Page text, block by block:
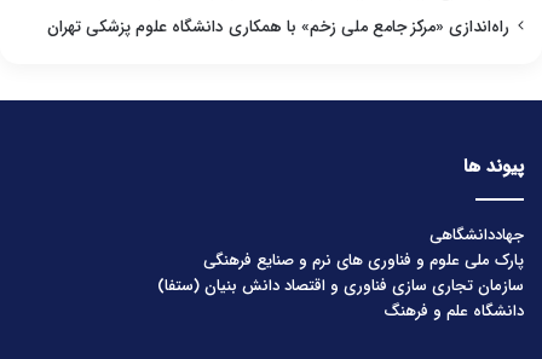
راه‌اندازی «مرکز جامع ملی زخم» با همکاری دانشگاه علوم پزشکی تهران
پیوند ها
جهاددانشگاهی
پارک ملی علوم و فناوری های نرم و صنایع فرهنگی
سازمان تجاری سازی فناوری و اقتصاد دانش بنیان (ستفا)
دانشگاه علم و فرهنگ